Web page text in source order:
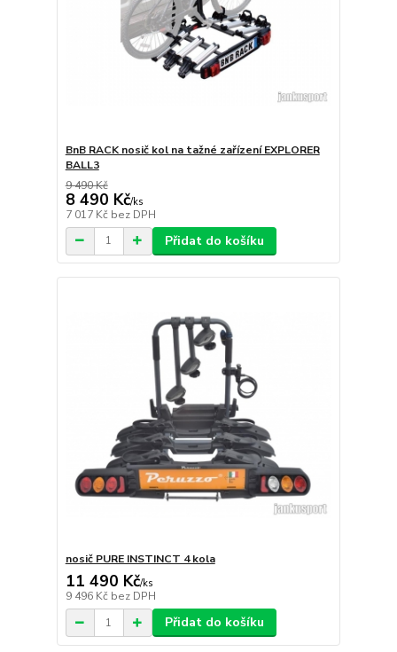
BnB RACK nosič kol na tažné zařízení EXPLORER
BALL3
9 490 Kč
8 490 Kč/ks
7 017 Kč bez DPH
Přidat do košíku
nosič PURE INSTINCT 4 kola
11 490 Kč/ks
9 496 Kč bez DPH
Přidat do košíku